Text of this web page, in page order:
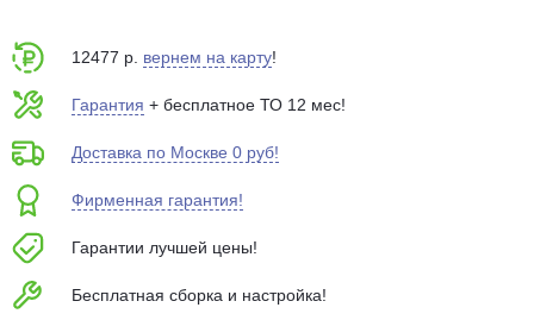
12477 р. вернем на карту!
Гарантия + бесплатное ТО 12 мес!
Доставка по Москве 0 руб!
Фирменная гарантия!
Гарантии лучшей цены!
Бесплатная сборка и настройка!
Подробнее
Остались вопросы?